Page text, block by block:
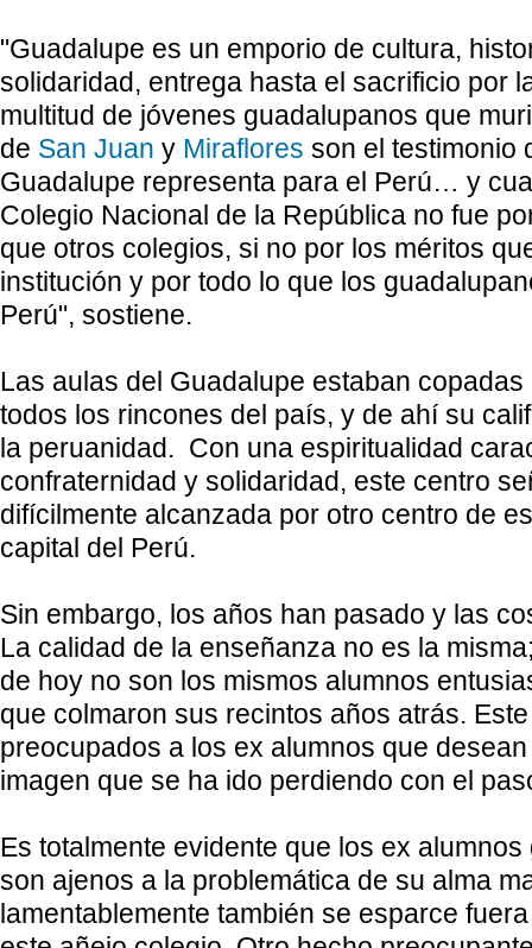
"Guadalupe es un emporio de cultura,
solidaridad, entrega hasta el sacrificio por
multitud de jóvenes guadalupanos que
de San Juan y Miraflores son el testimonio
Guadalupe representa para el Perú… y
Colegio Nacional de la República no fue
que otros colegios, si no por los méritos
institución y por todo lo que los
Perú", sostiene.
Las aulas del Guadalupe estaban
todos los rincones del país, y de ahí su
la peruanidad. Con una espiritualidad
confraternidad y solidaridad, este centro
difícilmente alcanzada por otro centro de
capital del Perú.
Sin embargo, los años han pasado y las
La calidad de la enseñanza no es la
de hoy no son los mismos alumnos
que colmaron sus recintos años atrás.
preocupados a los ex alumnos que
imagen que se ha ido perdiendo con el
Es totalmente evidente que los ex
son ajenos a la problemática de su alma
lamentablemente también se esparce